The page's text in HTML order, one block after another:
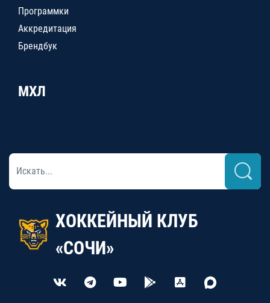
Программки
Аккредитация
Брендбук
МХЛ
ХОККЕЙНЫЙ КЛУБ
«СОЧИ»